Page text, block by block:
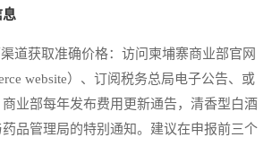
获取准确价格：访问柬埔寨商业部官网
website）、订阅税务总局电子公告、或
业部每年发布费用更新通告，清香型白酒
品管理局的特别通知。建议在申报前三个